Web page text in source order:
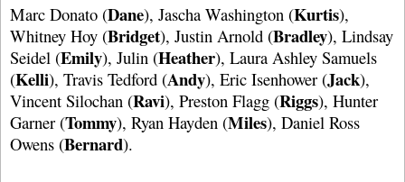
Marc Donato (Dane), Jascha Washington (Kurtis),
Whitney Hoy (Bridget), Justin Arnold (Bradley), Lindsay
Seidel (Emily), Julin (Heather), Laura Ashley Samuels
(Kelli), Travis Tedford (Andy), Eric Isenhower (Jack),
Vincent Silochan (Ravi), Preston Flagg (Riggs), Hunter
Garner (Tommy), Ryan Hayden (Miles), Daniel Ross
Owens (Bernard).